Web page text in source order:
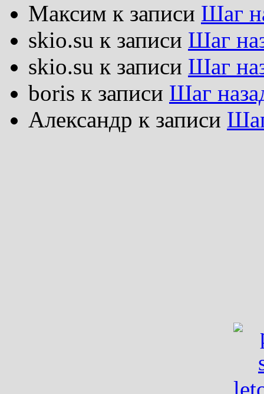
Максим к записи Шаг
skio.su к записи Шаг
skio.su к записи Шаг
boris к записи Шаг
Александр к записи